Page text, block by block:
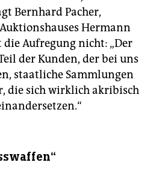
Bernhard Pacher,
Hermann
Aufregung nicht: „Der
der Kunden, der bei uns
staatliche Sammlungen
die sich wirklich akribisch